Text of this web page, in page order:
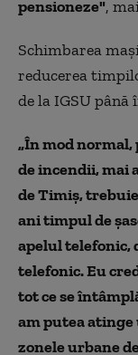
pensioneze",
Schimbarea
reducerea
de la IGSU până
„În mod
de incendii, mai
de Timiș,
ani timpul de
apelul telefonic,
telefonic. Eu
tot ce se
am putea atinge
zonele urbane